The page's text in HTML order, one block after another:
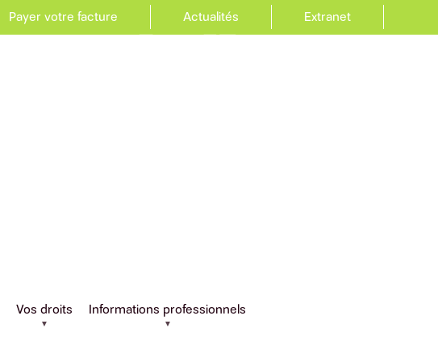
Payer votre facture Actualités Extranet
Vos droits Informations professionnels